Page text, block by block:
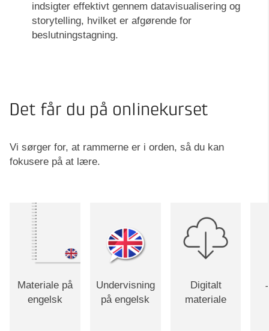
indsigter effektivt gennem datavisualisering og
storytelling, hvilket er afgørende for
beslutningstagning.
Det får du på onlinekurset
Vi sørger for, at rammerne er i orden, så du kan
fokusere på at lære.
Materiale på
engelsk
Undervisning
på engelsk
Digitalt
materiale